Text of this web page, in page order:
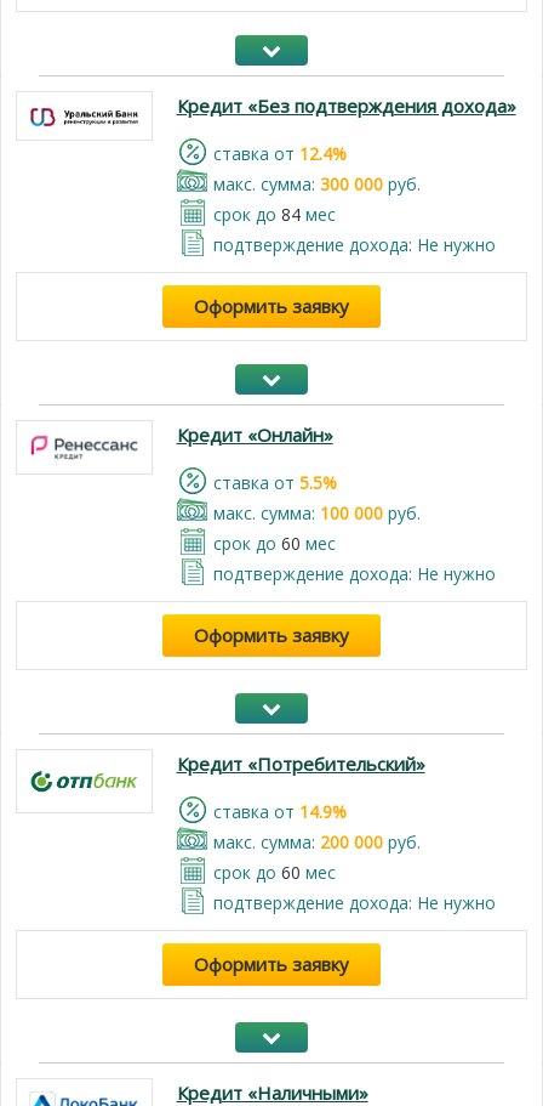
Кредит «Без подтверждения дохода»
cтавка от 12.4%
макс. сумма: 300 000руб.
срок до 84мес
подтверждение дохода: Не нужно
Оформить заявку
Кредит «Онлайн»
cтавка от 5.5%
макс. сумма: 100 000руб.
срок до 60 мес
подтверждение дохода: Не нужно
Оформить заявку
Кредит «Потребительский»
cтавка от 14.9%
макс. сумма: 200 000руб.
срок до 60 мес
подтверждение дохода: Не нужно
Оформить заявку
Кредит «Наличными»